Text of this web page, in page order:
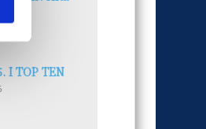
I TOP TEN